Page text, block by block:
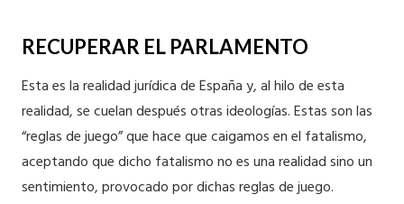
RECUPERAR EL PARLAMENTO
Esta es la realidad jurídica de España y, al hilo de esta
realidad, se cuelan después otras ideologías. Estas son las
“reglas de juego” que hace que caigamos en el fatalismo,
aceptando que dicho fatalismo no es una realidad sino un
sentimiento, provocado por dichas reglas de juego.